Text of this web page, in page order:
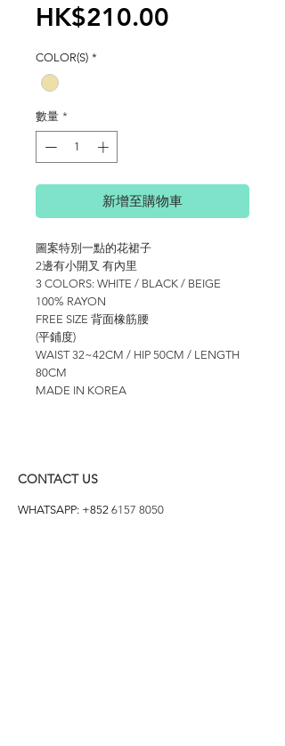
HK$210.00
COLOR(S) *
數量 *
新增至購物車
圖案特別一點的花裙子
2邊有小開叉 有內里
3 COLORS: WHITE / BLACK / BEIGE
100% RAYON
FREE SIZE 背面橡筋腰
(平鋪度)
WAIST 32~42CM / HIP 50CM / LENGTH
80CM
MADE IN KOREA
CONTACT US
WHATSAPP: +852 6157 8050